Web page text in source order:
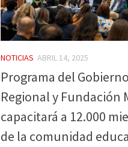
NOTICIAS ABRIL 14, 2025
Programa del Gobierno
Regional y Fundación
capacitará a 12.000
de la comunidad